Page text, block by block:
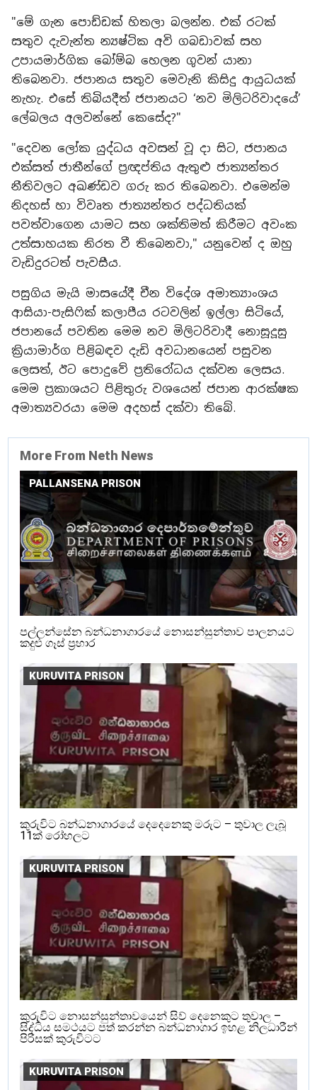
"මේ ගැන පොඩ්ඩක් හිතලා බලන්න. එක් රටක්
සතුව දැවැන්ත න්‍යෂ්ටික අවි ගබඩාවක් සහ
උපායමාර්ගික බෝම්බ හෙලන ගුවන් යානා
තිබෙනවා. ජපානය සතුව මෙවැනි කිසිදු ආයුධයක්
නැහැ. එසේ තිබියදීත් ජපානයට ‘නව මිලිටරිවාදයේ’
ලේබලය අලවන්නේ කෙසේද?"
"දෙවන ලෝක යුද්ධය අවසන් වූ දා සිට, ජපානය
එක්සත් ජාතීන්ගේ ප්‍රඥප්තිය ඇතුළු ජාත්‍යන්තර
නීතිවලට අඛණ්ඩව ගරු කර තිබෙනවා. එමෙන්ම
නිදහස් හා විවෘත ජාත්‍යන්තර පද්ධතියක්
පවත්වාගෙන යාමට සහ ශක්තිමත් කිරීමට අවංක
උත්සාහයක නිරත වී තිබෙනවා," යනුවෙන් ද ඔහු
වැඩිදුරටත් පැවසීය.
පසුගිය මැයි මාසයේදී චීන විදේශ අමාත්‍යාංශය
ආසියා-පැසිෆික් කලාපීය රටවලින් ඉල්ලා සිටියේ,
ජපානයේ පවතින මෙම නව මිලිටරිවාදී නොසූදූසු
ක්‍රියාමාර්ග පිළිබඳව දැඩි අවධානයෙන් පසුවන
ලෙසත්, ඊට පොදුවේ ප්‍රතිරෝධය දක්වන ලෙසය.
මෙම ප්‍රකාශයට පිළිතුරු වශයෙන් ජපාන ආරක්ෂක
අමාත්‍යවරයා මෙම අදහස් දක්වා තිබේ.
More From Neth News
PALLANSENA PRISON
පල්ලන්සේන බන්ධනාගාරයේ නොසන්සුන්තාව පාලනයට
කදුළු ගෑස් ප්‍රහාර
KURUVITA PRISON
කුරුවිට බන්ධනාගාරයේ දෙදෙනෙකු මරුට – තුවාල ලැබූ
11ක් රෝහලට
KURUVITA PRISON
කුරුවිට නොසන්සුන්තාවයෙන් සිව් දෙනෙකුට තුවාල –
සිද්ධිය සමථයට පත් කරන්න බන්ධනාගාර ඉහළ නිලධාරීන්
පිරිසක් කුරුවිටට
KURUVITA PRISON